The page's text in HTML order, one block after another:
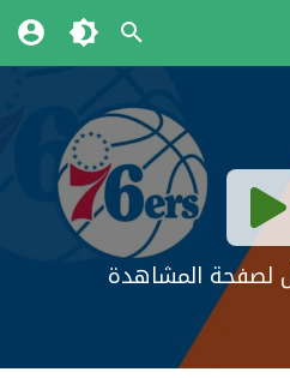
لصفحة المشاهدة